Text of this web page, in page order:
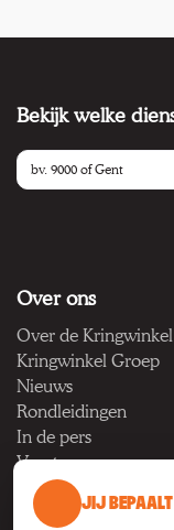
Bekijk welke
Over ons
Over de Kringwinkel
Kringwinkel Groep
Nieuws
Rondleidingen
In de pers
Vacatures
JIJ